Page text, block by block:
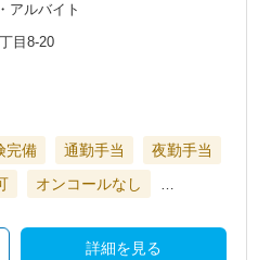
アルバイト
目8-20
完備 通勤手当
夜勤手当
オンコールなし …
詳細を見る